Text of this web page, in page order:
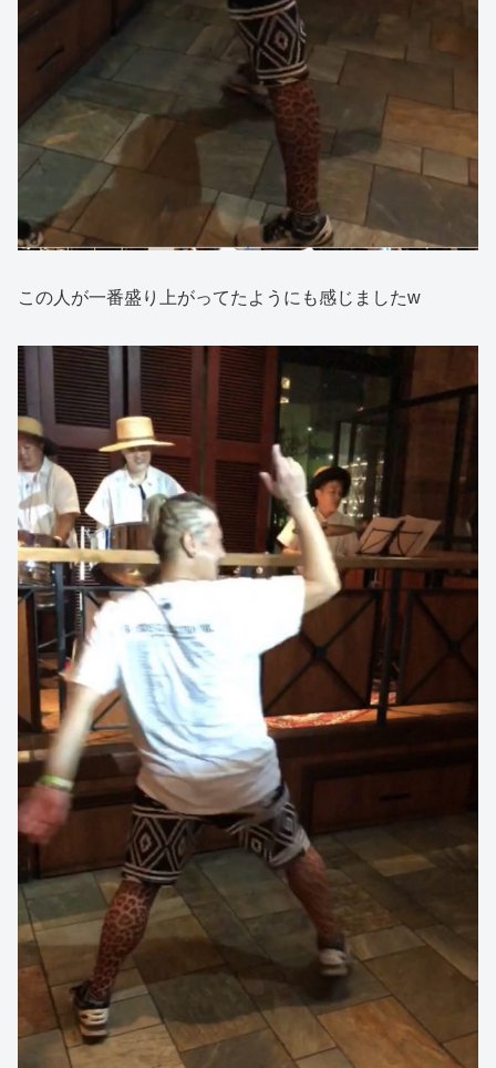
この人が一番盛り上がってたようにも感じましたw